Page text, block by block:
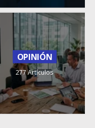
OPINIÓN
277 Artículos